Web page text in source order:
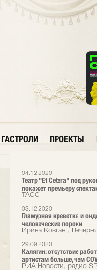
ГАСТРОЛИ ПРОЕКТЫ
04.12.2020
Театр "Et Cetera" под
покажет премьеру
ТАСС
03.12.2020
Гламурная креветка и
человеческие пороки
Ирина Ковган ,
29.09.2020
Калягин: отсутствие
артистам больше, чем
РИА Новости, радио